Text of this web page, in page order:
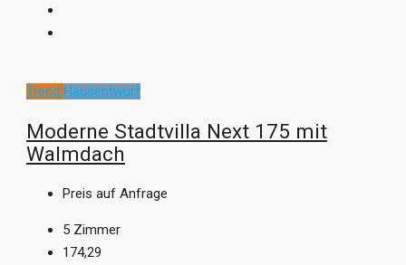
Trend Hausentwurf
Moderne Stadtvilla Next 175 mit
Walmdach
Preis auf Anfrage
5 Zimmer
174,29